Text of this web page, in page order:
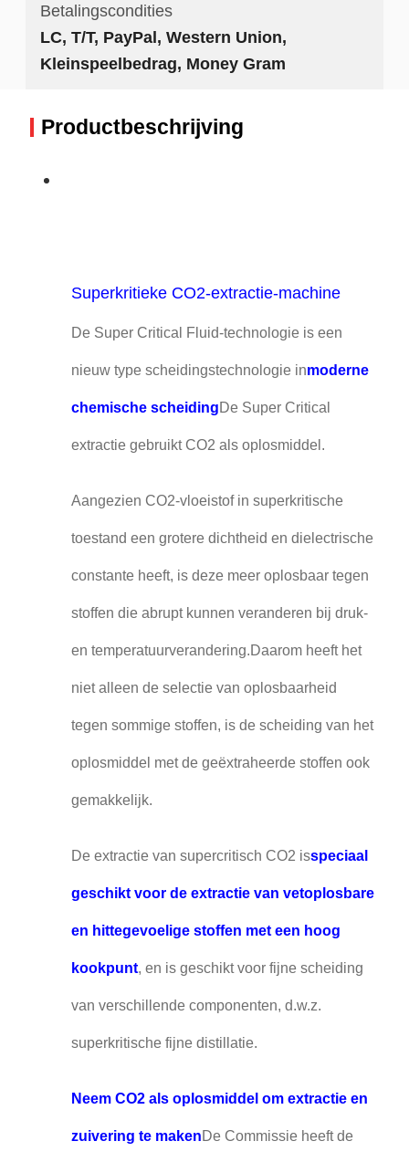
Betalingscondities
LC, T/T, PayPal, Western Union,
Kleinspeelbedrag, Money Gram
Productbeschrijving
Superkritieke CO2-extractie-machine
De Super Critical Fluid-technologie is een
nieuw type scheidingstechnologie inmoderne
chemische scheidingDe Super Critical
extractie gebruikt CO2 als oplosmiddel.
Aangezien CO2-vloeistof in superkritische
toestand een grotere dichtheid en dielectrische
constante heeft, is deze meer oplosbaar tegen
stoffen die abrupt kunnen veranderen bij druk-
en temperatuurverandering.Daarom heeft het
niet alleen de selectie van oplosbaarheid
tegen sommige stoffen, is de scheiding van het
oplosmiddel met de geëxtraheerde stoffen ook
gemakkelijk.
De extractie van supercritisch CO2 isspeciaal
geschikt voor de extractie van vetoplosbare
en hittegevoelige stoffen met een hoog
kookpunt, en is geschikt voor fijne scheiding
van verschillende componenten, d.w.z.
superkritische fijne distillatie.
Neem CO2 als oplosmiddel om extractie en
zuivering te makenDe Commissie heeft de